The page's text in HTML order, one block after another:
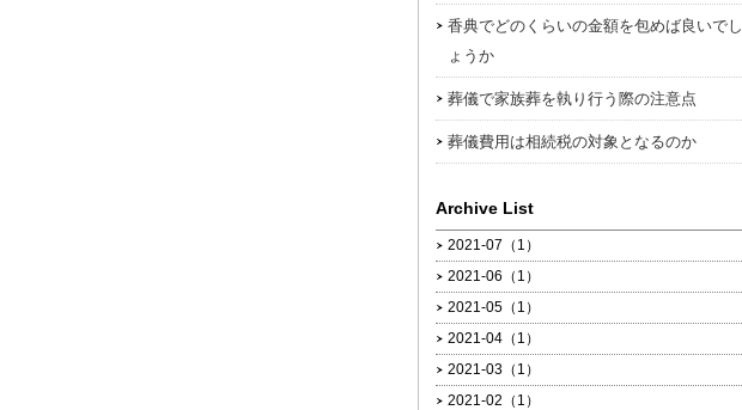
香典でどのくらいの金額を包めば良いでし
ょうか
葬儀で家族葬を執り行う際の注意点
葬儀費用は相続税の対象となるのか
Archive List
2021-07（1）
2021-06（1）
2021-05（1）
2021-04（1）
2021-03（1）
2021-02（1）